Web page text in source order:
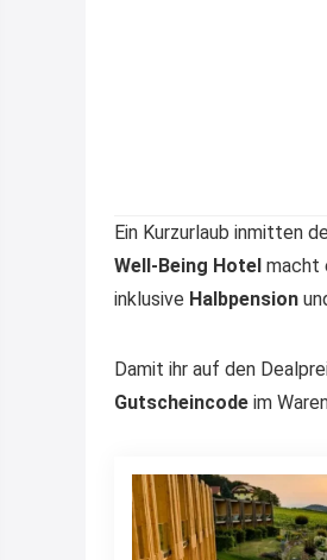
Ein Kurzurlaub inmitten
Well-Being Hotel macht
inklusive Halbpension
Damit ihr auf den
Gutscheincode im